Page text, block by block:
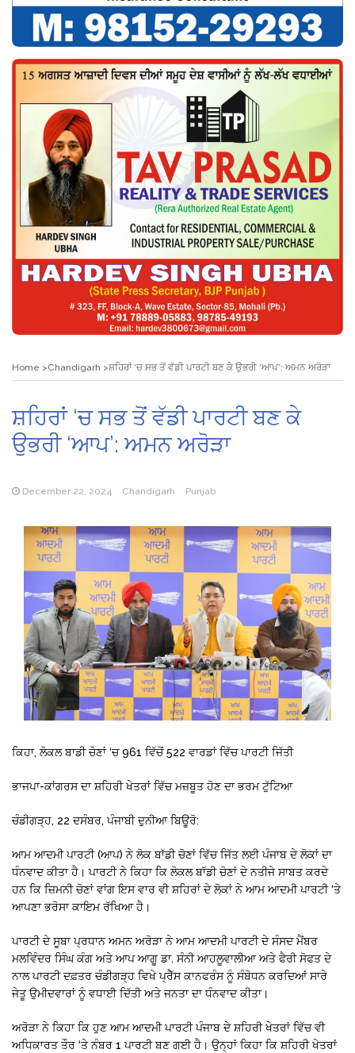
Home Chandigarh ਸ਼ਹਿਰਾਂ ‘ਚ ਸਭ ਤੋਂ ਵੱਡੀ ਪਾਰਟੀ ਬਣ ਕੇ ਉਭਰੀ ‘ਆਪ’: ਅਮਨ ਅਰੋੜਾ
ਸ਼ਹਿਰਾਂ ‘ਚ ਸਭ ਤੋਂ ਵੱਡੀ ਪਾਰਟੀ ਬਣ ਕੇ
ਉਭਰੀ ‘ਆਪ’: ਅਮਨ ਅਰੋੜਾ
December 22, 2024 Chandigarh Punjab
ਕਿਹਾ, ਲੋਕਲ ਬਾਡੀ ਚੋਣਾਂ ‘ਚ 961 ਵਿੱਚੋਂ 522 ਵਾਰਡਾਂ ਵਿੱਚ ਪਾਰਟੀ ਜਿੱਤੀ
ਭਾਜਪਾ-ਕਾਂਗਰਸ ਦਾ ਸ਼ਹਿਰੀ ਖੇਤਰਾਂ ਵਿੱਚ ਮਜ਼ਬੂਤ ਹੋਣ ਦਾ ਭਰਮ ਟੁੱਟਿਆ
ਚੰਡੀਗੜ੍ਹ, 22 ਦਸੰਬਰ, ਪੰਜਾਬੀ ਦੁਨੀਆ ਬਿਊਰੋ:
ਆਮ ਆਦਮੀ ਪਾਰਟੀ (ਆਪ) ਨੇ ਲੋਕ ਬਾੱਡੀ ਚੋਣਾਂ ਵਿੱਚ ਜਿੱਤ ਲਈ ਪੰਜਾਬ ਦੇ ਲੋਕਾਂ ਦਾ
ਧੰਨਵਾਦ ਕੀਤਾ ਹੈ। ਪਾਰਟੀ ਨੇ ਕਿਹਾ ਕਿ ਲੋਕਲ ਬਾੱਡੀ ਚੋਣਾਂ ਦੇ ਨਤੀਜੇ ਸਾਬਤ ਕਰਦੇ
ਹਨ ਕਿ ਜ਼ਿਮਨੀ ਚੋਣਾਂ ਵਾਂਗ ਇਸ ਵਾਰ ਵੀ ਸ਼ਹਿਰਾਂ ਦੇ ਲੋਕਾਂ ਨੇ ਆਮ ਆਦਮੀ ਪਾਰਟੀ ‘ਤੇ
ਆਪਣਾ ਭਰੋਸਾ ਕਾਇਮ ਰੱਖਿਆ ਹੈ।
ਪਾਰਟੀ ਦੇ ਸੂਬਾ ਪ੍ਰਧਾਨ ਅਮਨ ਅਰੋੜਾ ਨੇ ਆਮ ਆਦਮੀ ਪਾਰਟੀ ਦੇ ਸੰਸਦ ਮੈਂਬਰ
ਮਲਵਿੰਦਰ ਸਿੰਘ ਕੰਗ ਅਤੇ ਆਪ ਆਗੂ ਡਾ. ਸੰਨੀ ਆਹਲੂਵਾਲੀਆ ਅਤੇ ਫੈਰੀ ਸੋਫਤ ਦੇ
ਨਾਲ ਪਾਰਟੀ ਦਫ਼ਤਰ ਚੰਡੀਗੜ੍ਹ ਵਿਖੇ ਪ੍ਰੈੱਸ ਕਾਨਫਰੰਸ ਨੂੰ ਸੰਬੋਧਨ ਕਰਦਿਆਂ ਸਾਰੇ
ਜੇਤੂ ਉਮੀਦਵਾਰਾਂ ਨੂੰ ਵਧਾਈ ਦਿੱਤੀ ਅਤੇ ਜਨਤਾ ਦਾ ਧੰਨਵਾਦ ਕੀਤਾ।
ਅਰੋੜਾ ਨੇ ਕਿਹਾ ਕਿ ਹੁਣ ਆਮ ਆਦਮੀ ਪਾਰਟੀ ਪੰਜਾਬ ਦੇ ਸ਼ਹਿਰੀ ਖੇਤਰਾਂ ਵਿੱਚ ਵੀ
ਅਧਿਕਾਰਤ ਤੌਰ ‘ਤੇ ਨੰਬਰ 1 ਪਾਰਟੀ ਬਣ ਗਈ ਹੈ। ਉਨ੍ਹਾਂ ਕਿਹਾ ਕਿ ਸ਼ਹਿਰੀ ਖੇਤਰਾਂ